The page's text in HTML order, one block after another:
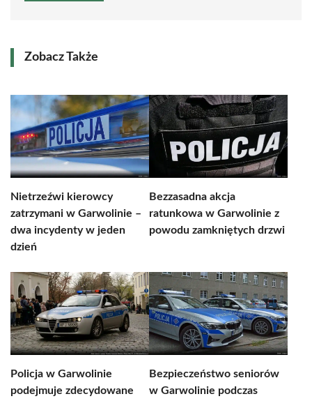
Zobacz Także
Nietrzeźwi kierowcy
zatrzymani w Garwolinie –
dwa incydenty w jeden
dzień
Bezzasadna akcja
ratunkowa w Garwolinie z
powodu zamkniętych drzwi
Policja w Garwolinie
podejmuje zdecydowane
Bezpieczeństwo seniorów
w Garwolinie podczas